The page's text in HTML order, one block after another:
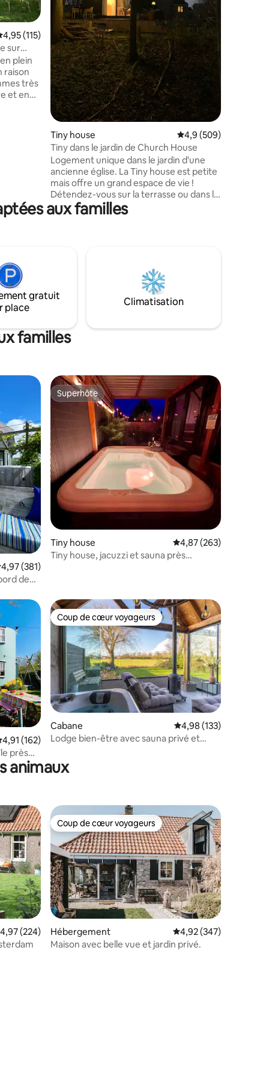
: 4,91 sur 5
moyenne sur la base de 115 commentaires : 4,95 sur 5
4,95 (115)
sur
plein
raison
très
et en
le
Tiny house Évaluation moyenne
4,9 (509)
Tiny dans le jardin de Church House
Logement unique dans le jardin d'une
ancienne église. La Tiny house est petite
mais offre un grand espace de vie !
Détendez-vous sur la terrasse ou dans le
jardin forestier. Rêvez dans le jacuzzi (en
option 45 € le premier jour/25 € les jours
facultatif 15 € ,- pp) Votre réservation est
également une contribution à la
rénovation et à la conversion de ce
magnifique monument. Merci !
aux familles
gratuit
place
Climatisation
familles
: 4,93 sur 5
appréciés
moyenne sur la base de 381 commentaires : 4,97 sur 5
4,97 (381)
de
Superhôte
Superhôte
Tiny house Évaluation moyenne
4,87 (263)
Tiny house, jacuzzi et sauna près
: 4,98 sur 5
moyenne sur la base de 162 commentaires : 4,91 sur 5
4,91 (162)
près
Coup de cœur voyageurs
Coup de cœur voyageurs
Cabane Évaluation moyenne
4,98 (133)
Lodge bien-être avec sauna privé et
animaux
: 4,83 sur 5
appréciés
moyenne sur la base de 224 commentaires : 4,97 sur 5
4,97 (224)
Coup de cœur voyageurs
Coup de cœur voyageurs
Hébergement Évaluation moyenne
4,92 (347)
Maison avec belle vue et jardin privé.